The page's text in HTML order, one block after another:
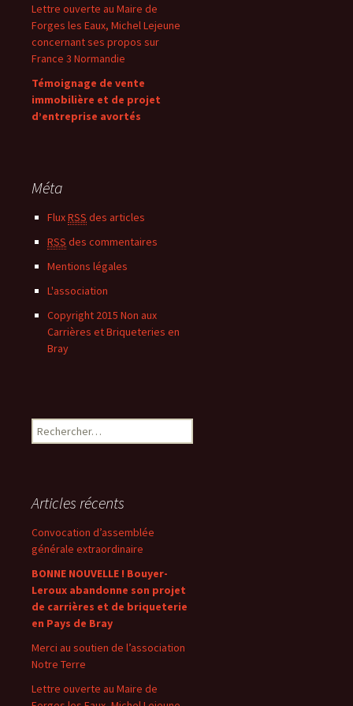
Lettre ouverte au Maire de
Forges les Eaux, Michel Lejeune
concernant ses propos sur
France 3 Normandie
Témoignage de vente
immobilière et de projet
d’entreprise avortés
Méta
FluxRSS des articles
RSS des commentaires
Mentions légales
L'association
Copyright 2015 Non aux
Carrières et Briqueteries en
Bray
Rechercher :
Articles récents
Convocation d’assemblée
générale extraordinaire
BONNE NOUVELLE ! Bouyer-
Leroux abandonne son projet
de carrières et de briqueterie
en Pays de Bray
Merci au soutien de l’association
Notre Terre
Lettre ouverte au Maire de